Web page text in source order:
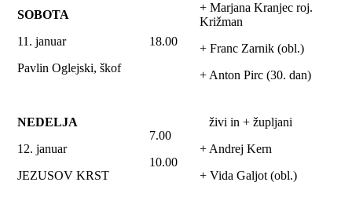
SOBOTA
11. januar
Pavlin Oglejski, škof
18.00
+ Marjana Kranjec roj.
Križman
+ Franc Zarnik (obl.)
+ Anton Pirc (30. dan)
NEDELJA
12. januar
JEZUSOV KRST
7.00
10.00
živi in + župljani
+ Andrej Kern
+ Vida Galjot (obl.)